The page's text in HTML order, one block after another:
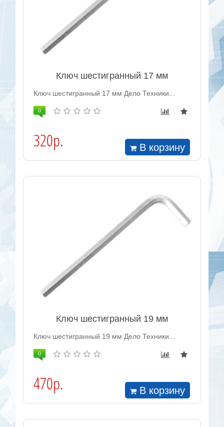
Ключ шестигранный 17 мм
Ключ шестигранный 17 мм Дело Техники...
0
320р. В корзину
Ключ шестигранный 19 мм
Ключ шестигранный 19 мм Дело Техники...
0
470р. В корзину